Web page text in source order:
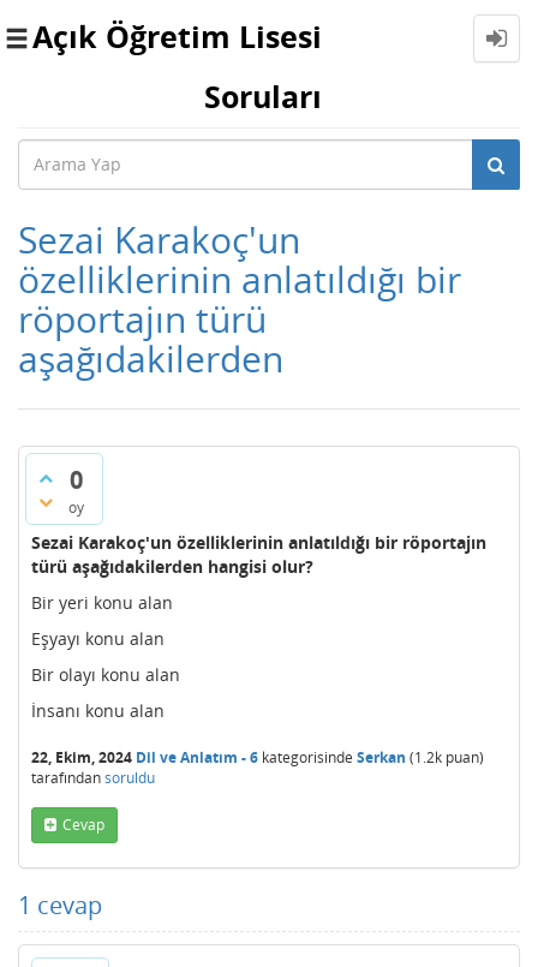
Toggle
Açık Öğretim Lisesi
Soruları
Sezai Karakoç'un
özelliklerinin anlatıldığı bir
röportajın türü
aşağıdakilerden
0
oy
Sezai Karakoç'un özelliklerinin anlatıldığı bir röportajın
türü aşağıdakilerden hangisi olur?
Bir yeri konu alan
Eşyayı konu alan
Bir olayı konu alan
İnsanı konu alan
22, Ekim, 2024 Dil ve Anlatım - 6 kategorisinde Serkan (1.2k puan)
tarafındansoruldu
Cevap
1 cevap